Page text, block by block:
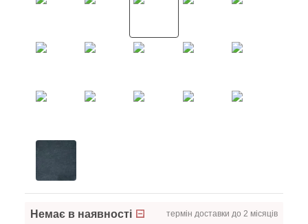
Немає в наявності термін доставки до 2 місяців